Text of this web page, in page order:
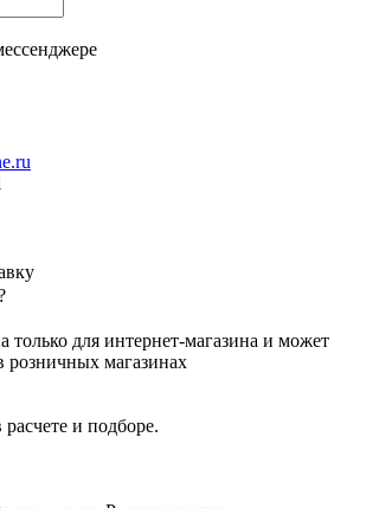
только для интернет-магазина и может
розничных магазинах
и подборе.